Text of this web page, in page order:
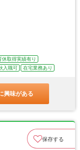
休取得実績有り
入職可 在宅業務あり
興味がある
保存する